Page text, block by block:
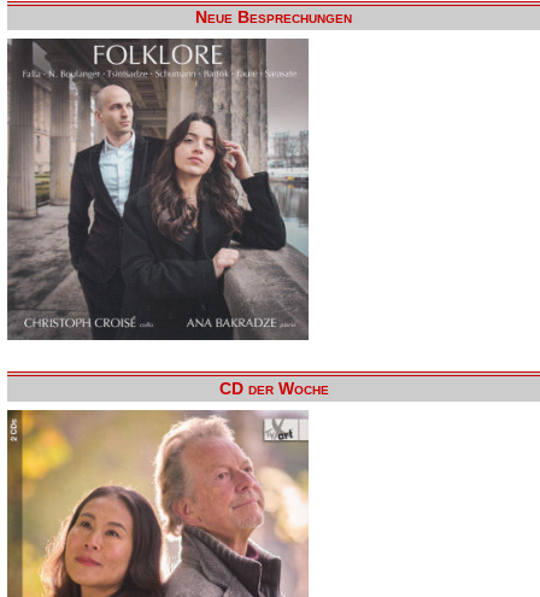
Neue Besprechungen
CD der Woche